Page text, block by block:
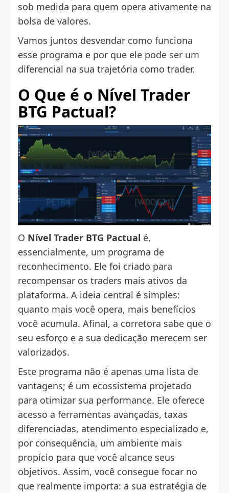
sob medida para quem opera ativamente na
bolsa de valores.
Vamos juntos desvendar como funciona
esse programa e por que ele pode ser um
diferencial na sua trajetória como trader.
O Que é o Nível Trader
BTG Pactual?
O Nível Trader BTG Pactual é,
essencialmente, um programa de
reconhecimento. Ele foi criado para
recompensar os traders mais ativos da
plataforma. A ideia central é simples:
quanto mais você opera, mais benefícios
você acumula. Afinal, a corretora sabe que o
seu esforço e a sua dedicação merecem ser
valorizados.
Este programa não é apenas uma lista de
vantagens; é um ecossistema projetado
para otimizar sua performance. Ele oferece
acesso a ferramentas avançadas, taxas
diferenciadas, atendimento especializado e,
por consequência, um ambiente mais
propício para que você alcance seus
objetivos. Assim, você consegue focar no
que realmente importa: a sua estratégia de